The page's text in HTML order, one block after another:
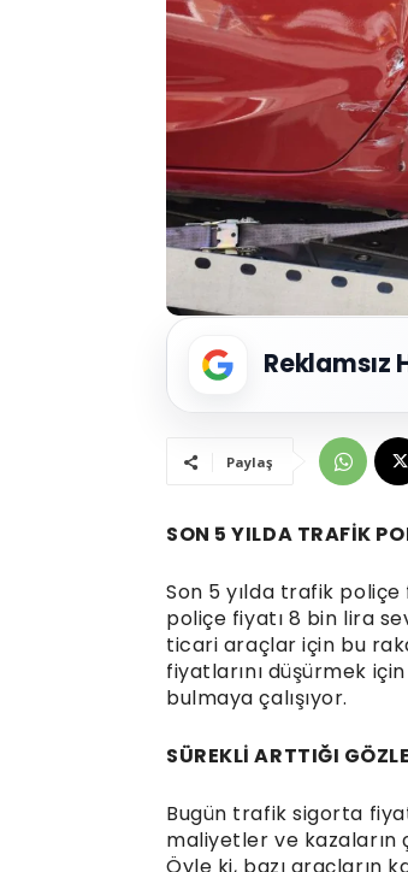
Reklamsız
Paylaş
SON 5 YILDA TRAFİK
Son 5 yılda trafik
poliçe fiyatı 8 bin lira
ticari araçlar için bu
fiyatlarını düşürmek
bulmaya çalışıyor.
SÜREKLİ ARTTIĞI
Bugün trafik sigorta
maliyetler ve kazaların